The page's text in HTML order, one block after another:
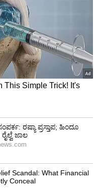
ತಿರುಪತಿ
ಬಿಜೆಪಿ ನಾಯಕ ಜಿ